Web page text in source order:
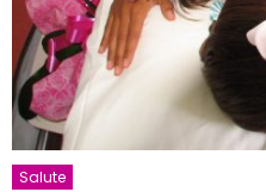
Salute